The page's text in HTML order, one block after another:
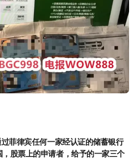
过菲律宾任何一家经认证的储蓄银行
股票上的申请者，给予的一家三个